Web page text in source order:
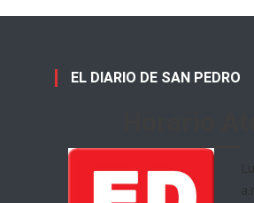
EL DIARIO DE SAN PEDRO